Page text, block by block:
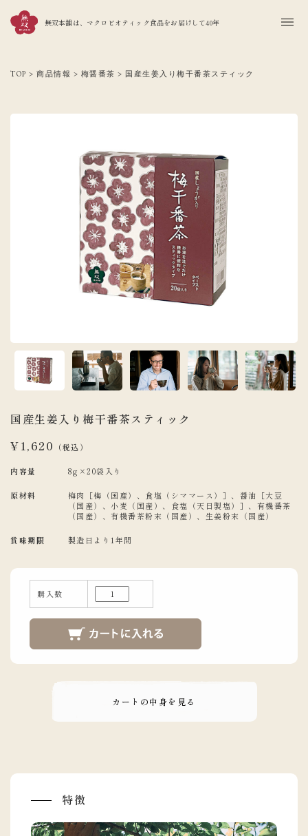
無双本舗は、マクロビオティック食品をお届けして40年
TOP > 商品情報 > 梅醤番茶 > 国産生姜入り梅干番茶スティック
国産生姜入り梅干番茶スティック
¥1,620
（税込）
内容量 8g×20袋入り
原材料
梅肉［梅（国産）、食塩（シママース）］、醤油［大豆
（国産）、小麦（国産）、食塩（天日製塩）］、有機番茶
（国産）、有機番茶粉末（国産）、生姜粉末（国産）
賞味期限 製造日より1年間
購入数
カートの中身を見る
特徴